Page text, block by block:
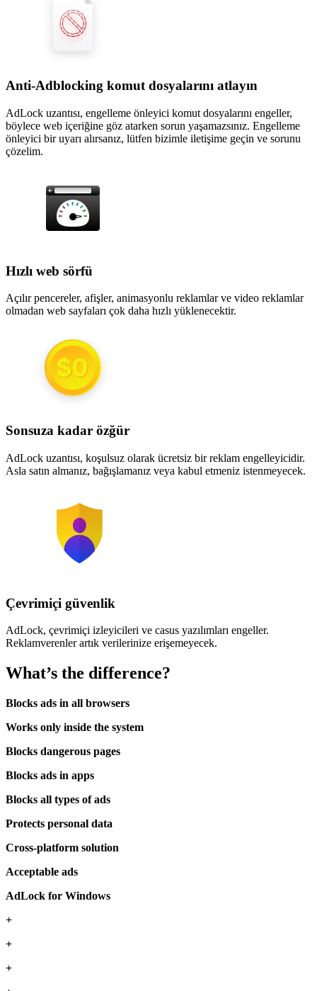
Anti-Adblocking komut dosyalarını atlayın
AdLock uzantısı, engelleme önleyici komut dosyalarını engeller,
böylece web içeriğine göz atarken sorun yaşamazsınız. Engelleme
önleyici bir uyarı alırsanız, lütfen bizimle iletişime geçin ve sorunu
çözelim.
Hızlı web sörfü
Açılır pencereler, afişler, animasyonlu reklamlar ve video reklamlar
olmadan web sayfaları çok daha hızlı yüklenecektir.
Sonsuza kadar özğür
AdLock uzantısı, koşulsuz olarak ücretsiz bir reklam engelleyicidir.
Asla satın almanız, bağışlamanız veya kabul etmeniz istenmeyecek.
Çevrimiçi güvenlik
AdLock, çevrimiçi izleyicileri ve casus yazılımları engeller.
Reklamverenler artık verilerinize erişemeyecek.
What’s the difference?
Blocks ads in all browsers
Works only inside the system
Blocks dangerous pages
Blocks ads in apps
Blocks all types of ads
Protects personal data
Cross-platform solution
Acceptable ads
AdLock for Windows
+
+
+